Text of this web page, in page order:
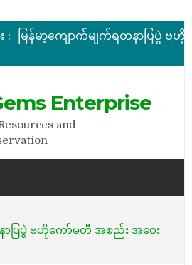
:
Enterprise
and
ာပြပွဲ ဗဟိုကော်မတီ အစည်း အဝေး